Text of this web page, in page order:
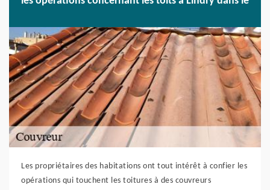
Les propriétaires des habitations ont tout intérêt à confier les
opérations qui touchent les toitures à des couvreurs